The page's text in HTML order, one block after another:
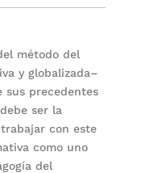
método del
y globalizada–
sus precedentes
ser la
con este
como uno
del